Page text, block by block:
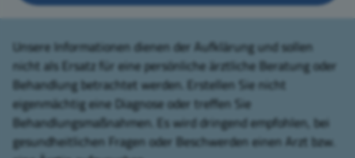
Unsere Informationen dienen der Aufklärung und sollen
nicht als Ersatz für eine persönliche ärztliche Beratung oder
Behandlung betrachtet werden. Erstellen Sie nicht
eigenmächtig eine Diagnose oder treffen Sie
Behandlungsmaßnahmen. Es wird dringend empfohlen, bei
gesundheitlichen Fragen oder Beschwerden einen Arzt bzw.